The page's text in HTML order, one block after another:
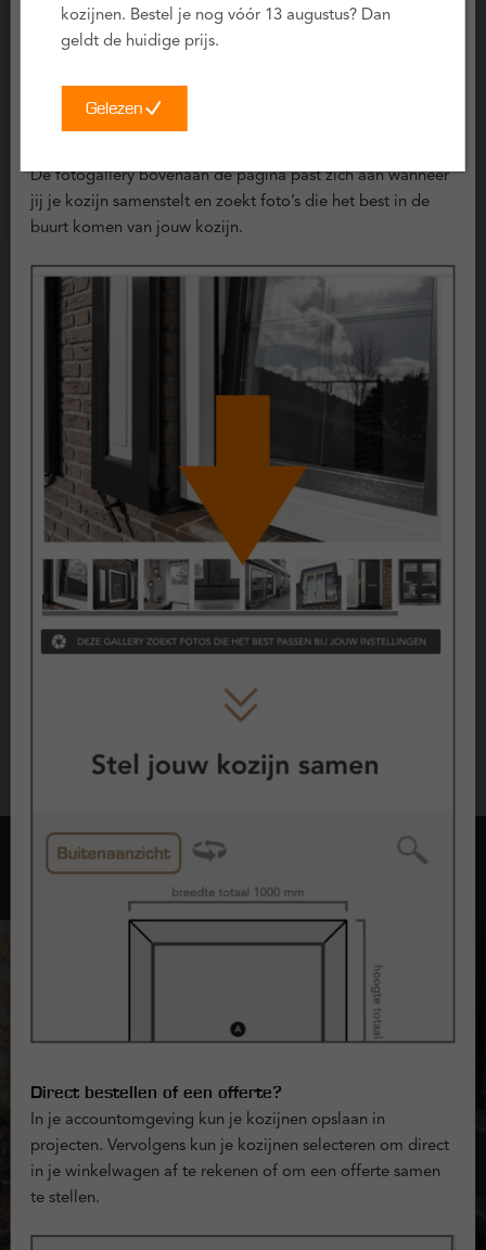
Minpunten
waar het hout omsloten wordt iets breder dan een
regulier kunststof profiel (ca. 1 à 2 cm). In het geval van
een smalle raamopening kan hierdoor iets minder
de configurator wordt dit automatisch berekend.
Certificering
Deze kunststof kozijnen zijn uitvoerig getest en voldoen aan
de volgende keurmerken:
KOMO geproduceerd
Politiekeurmerk Veilig Wonen
SKG Keurmerk
CE Keurmerk
Wil je meer weten over keurmerken? Kijk hier
Garantie
ClickOver® kozijnen zijn uitvoerig getest en hebben dezelfde
lange levensverwachting en kwaliteit als onze reguliere
kunststof kozijnen.
10 jaar garantie op alle kunststof gevelelementen
10 jaar garantie op glas
De fotogallery bovenaan de pagina past zich aan wanneer
jij je kozijn samenstelt en zoekt foto’s die het best in de
buurt komen van jouw kozijn.
Direct bestellen of een offerte?
In je accountomgeving kun je kozijnen opslaan in
projecten. Vervolgens kun je kozijnen selecteren om direct
in je winkelwagen af te rekenen of om een offerte samen
te stellen.
Opties met kozijnen
kozijnen. Bestel je nog vóór 13 augustus? Dan
geldt de huidige prijs.
Gelezen